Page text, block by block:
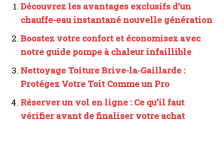
Découvrez les avantages exclusifs d’un
chauffe-eau instantané nouvelle génération
Boostez votre confort et économisez avec
notre guide pompe à chaleur infaillible
Nettoyage Toiture Brive-la-Gaillarde :
Protégez Votre Toit Comme un Pro
Réserver un vol en ligne : Ce qu’il faut
vérifier avant de finaliser votre achat